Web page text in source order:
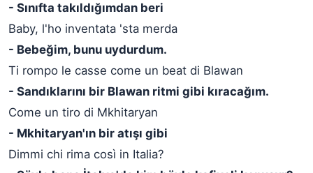
- Sınıfta takıldığımdan beri
Baby, l'ho inventata 'sta merda
- Bebeğim, bunu uydurdum.
Ti rompo le casse come un beat di Blawan
- Sandıklarını bir Blawan ritmi gibi kıracağım.
Come un tiro di Mkhitaryan
- Mkhitaryan'ın bir atışı gibi
Dimmi chi rima così in Italia?